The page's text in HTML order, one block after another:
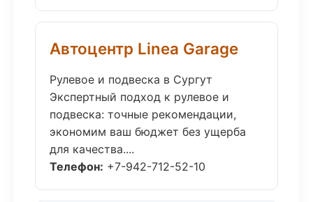
Автоцентр Linea Garage
Рулевое и подвеска в Сургут
Экспертный подход к рулевое и
подвеска: точные рекомендации,
экономим ваш бюджет без ущерба
для качества....
Телефон: +7-942-712-52-10